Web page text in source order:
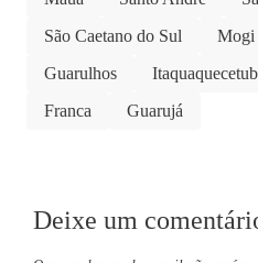
São Caetano do Sul
Mogi
Guarulhos
Franca
Guarujá
Deixe um